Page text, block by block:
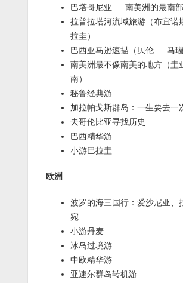
巴塔哥尼亚——南美洲的最南部
拉普拉塔河流域旅游（布宜
拉圭）
巴西亚马逊速描（贝伦——马瑙
南美洲最不像南美的地方（
南）
秘鲁经典游
加拉帕戈斯群岛：一生要去一
去哥伦比亚寻找历史
巴西精华游
小游巴拉圭
欧洲
波罗的海三国行：爱沙尼亚、
宛
小游丹麦
冰岛过境游
中欧精华游
亚速尔群岛转机游